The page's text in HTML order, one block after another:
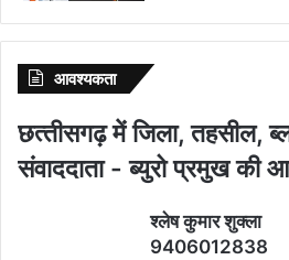
आवश्‍यकता
छत्‍तीसगढ़ में जिला, तहसील,
संवाददाता - ब्‍युरो प्रमुख की
श्‍लेष कुमार शुक्‍ला
9406012838